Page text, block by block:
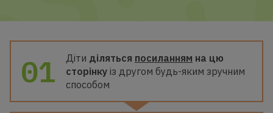
01 Діти діляться посиланням на цю
сторінку із другом будь-яким зручним
способом